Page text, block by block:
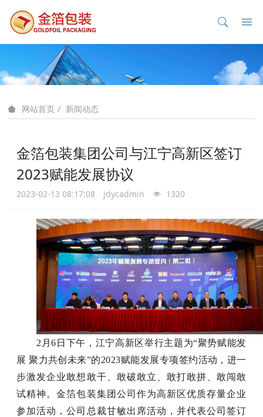
网站首页 新闻动态
金箔包装集团公司与江宁高新区签订
2023赋能发展协议
2023-02-13 08:17:08 jdycadmin 1320
2月6日下午，江宁高新区举行主题为“聚势赋能发
展 聚力共创未来”的2023赋能发展专项签约活动，进一
步激发企业敢想敢干、敢破敢立、敢打敢拼、敢闯敢
试精神。金箔包装集团公司作为高新区优质存量企业
参加活动，公司总裁甘敏出席活动，并代表公司签订